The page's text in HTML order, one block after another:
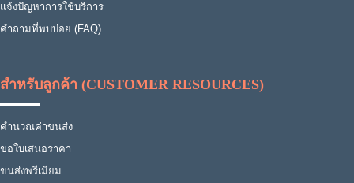
แจ้งปัญหาการใช้บริการ
คำถามที่พบบ่อย (FAQ)
สำหรับลูกค้า (CUSTOMER RESOURCES)
คำนวณค่าขนส่ง
ขอใบเสนอราคา
ขนส่งพรีเมียม